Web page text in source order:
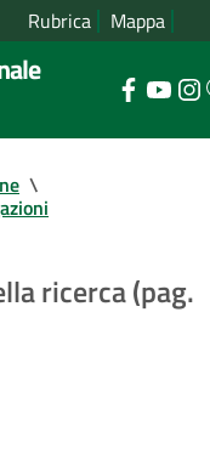
Rubrica Mappa
\
ricerca (pag.